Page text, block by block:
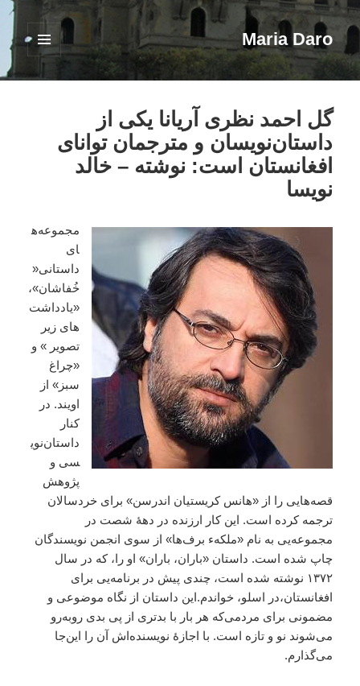
Maria Daro
فهرست
ابزارک‌ها
گل احمد نظری آریانا یکی از
داستان‌نویسان و مترجمان توانای
افغانستان است: نوشته – خالد
نویسا
مجموعه‌ه
ای
داستانی«
خُفاشان»،
«یادداشت‌
های زیر
تصویر » و
«چراغ
سبز» از
اویند. در
کنار
داستان‌نوی
سی و
پژوهش‌
قصه‌هایی را از «هانس کریستیان ‌اندرسن» برای خردسالان
ترجمه کرده است. این کار ارزنده در دههٔ شصت در
مجموعه‌یی به نام «ملکهء برف‌ها» از سوی انجمن نویسندگان
چاپ شده است. داستان «باران، باران» او را، که در سال
۱۳۷۲ نوشته شده است، چندی پیش در برنامه‌یی برای
افغانستان،در اسلو، خواندم.این داستان از نگاه موضوعی و
مضمونی برای مردمی‌که هر بار با بدتری از پی بدی رو‌به‌‌رو
می‌شوند نو و تازه است. با اجازهٔ نویسنده‌اش آن را این‌جا
می‌گذارم.